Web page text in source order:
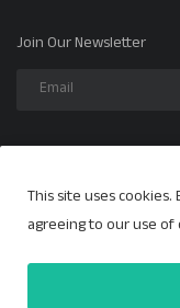
Join Our Newsletter
Copyright
This site uses
agreeing to our use of